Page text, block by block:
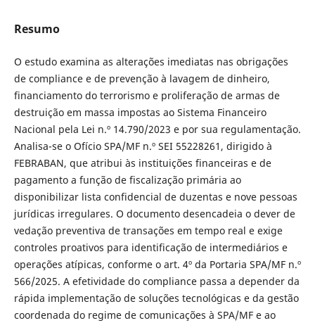
Resumo
O estudo examina as alterações imediatas nas obrigações
de compliance e de prevenção à lavagem de dinheiro,
financiamento do terrorismo e proliferação de armas de
destruição em massa impostas ao Sistema Financeiro
Nacional pela Lei n.º 14.790/2023 e por sua regulamentação.
Analisa-se o Ofício SPA/MF n.º SEI 55228261, dirigido à
FEBRABAN, que atribui às instituições financeiras e de
pagamento a função de fiscalização primária ao
disponibilizar lista confidencial de duzentas e nove pessoas
jurídicas irregulares. O documento desencadeia o dever de
vedação preventiva de transações em tempo real e exige
controles proativos para identificação de intermediários e
operações atípicas, conforme o art. 4º da Portaria SPA/MF n.º
566/2025. A efetividade do compliance passa a depender da
rápida implementação de soluções tecnológicas e da gestão
coordenada do regime de comunicações à SPA/MF e ao